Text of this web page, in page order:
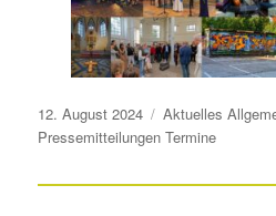
Veröffentlicht
am
12. August 2024 Aktuelles
Pressemitteilungen Termine